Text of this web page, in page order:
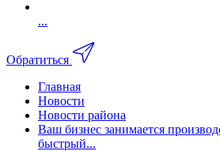
...
Обратиться
Главная
Новости
Новости района
Ваш бизнес занимается
быстрый...